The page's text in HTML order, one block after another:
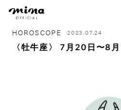
HOROSCOPE 2023.07.24
〈牡牛座〉 7月20日〜8